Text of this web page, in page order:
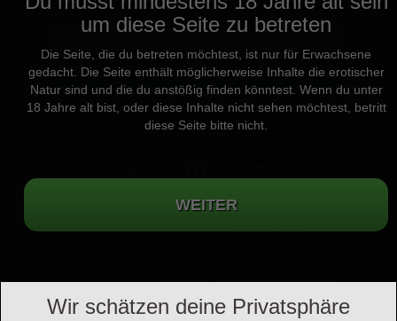
Dein Geburtsdatum
WEITER
um diese Seite zu betreten
Die Seite, die du betreten möchtest, ist nur für Erwachsene
gedacht. Die Seite enthält möglicherweise Inhalte die erotischer
Natur sind und die du anstößig finden könntest. Wenn du unter
18 Jahre alt bist, oder diese Inhalte nicht sehen möchtest, betritt
diese Seite bitte nicht.
Wir schätzen deine Privatsphäre